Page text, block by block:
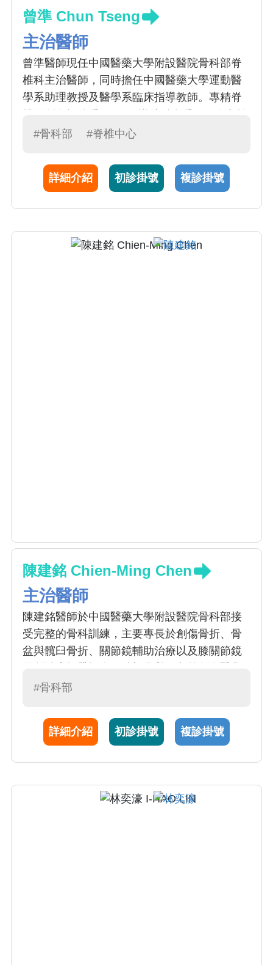
曾準 Chun Tseng
主治醫師
曾準醫師現任中國醫藥大學附設醫院骨科部脊
椎科主治醫師，同時擔任中國醫藥大學運動醫
學系助理教授及醫學系臨床指導教師。專精脊
疼痛治療，臨床累積近千例脊椎內視鏡手術經
品質改善。曾赴瑞士 Schulthess Klinik（AO
Spine）、韓國 Nanoori Hospital、新加坡
續活躍於國際學術會議與同儕審查期刊發表。
#骨科部 #脊椎中心
詳細介紹 初診掛號 複診掛號
陳建銘 Chien-Ming Chen
主治醫師
陳建銘醫師於中國醫藥大學附設醫院骨科部接
受完整的骨科訓練，主要專長於創傷骨折、骨
盆與髖臼骨折、關節鏡輔助治療以及膝關節鏡
會，與時並進學習新技術，以期提供先進治療
#骨科部
詳細介紹 初診掛號 複診掛號